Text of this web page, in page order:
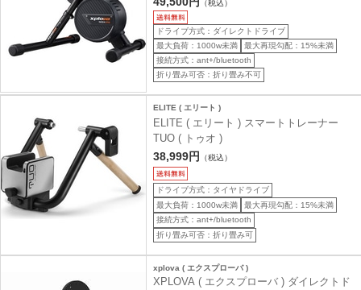
（税込）
ドライブ方式：ダイレクトドライブ
最大負荷：1000w未満
最大再現勾配：15%未満
接続方式：ant+/bluetooth
折り畳み可否：折り畳み不可
ELITE ( エリート )
ELITE ( エリート ) スマートトレーナー
TUO ( トゥオ )
38,999円 （税込）
ドライブ方式：タイヤドライブ
最大負荷：1000w未満
最大再現勾配：15%未満
接続方式：ant+/bluetooth
折り畳み可否：折り畳み可
xplova ( エクスプローバ )
XPLOVA ( エクスプローバ ) ダイレクトド